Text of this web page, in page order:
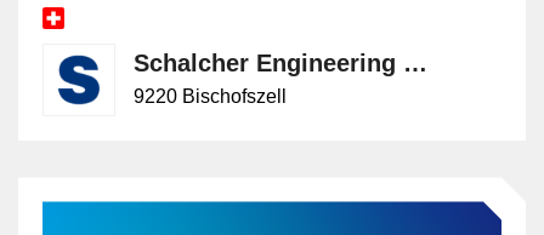
Schalcher Engineering GmbH
9220 Bischofszell